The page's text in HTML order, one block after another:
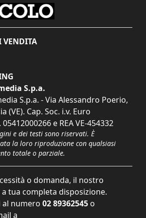
S.p.a.
S.p.a. - Via Alessandro Poerio,
(VE). Cap. Soc. i.v. Euro
05412000266 e REA VE-454332
e dei testi sono riservati. È
la loro riproduzione con qualsiasi
totale o parziale.
o domanda, il nostro
tua completa disposizione.
numero 02 89362545 o
a